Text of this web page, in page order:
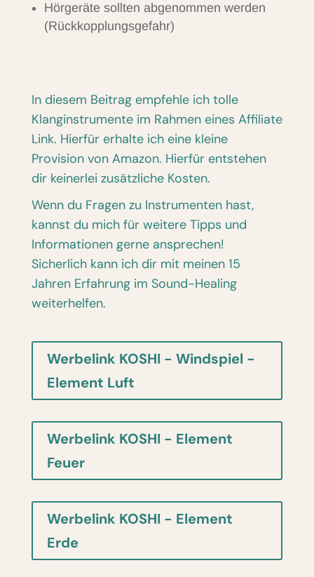
Hörgeräte sollten abgenommen werden
(Rückkopplungsgefahr)
In diesem Beitrag empfehle ich tolle
Klanginstrumente im Rahmen eines Affiliate
Link. Hierfür erhalte ich eine kleine
Provision von Amazon. Hierfür entstehen
dir keinerlei zusätzliche Kosten.
Wenn du Fragen zu Instrumenten hast,
kannst du mich für weitere Tipps und
Informationen gerne ansprechen!
Sicherlich kann ich dir mit meinen 15
Jahren Erfahrung im Sound-Healing
weiterhelfen.
Werbelink KOSHI - Windspiel -
Element Luft
Werbelink KOSHI - Element
Feuer
Werbelink KOSHI - Element
Erde